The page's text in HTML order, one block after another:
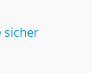
sicher